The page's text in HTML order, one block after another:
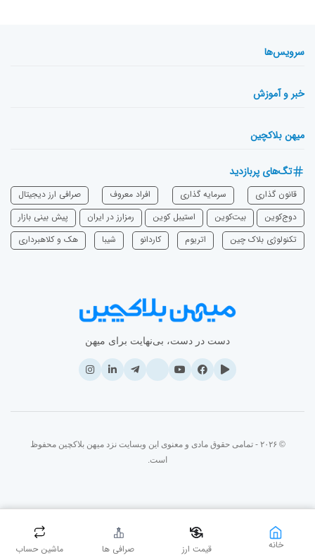
خانه قیمت ارز صرافی ها ماشین حساب
سرویس‌ها
خبر و آموزش
میهن بلاکچین
تگ‌های پربازدید
قانون گذاری سرمایه‌ گذاری افراد معروف
صرافی ارز دیجیتال
دوج‌کوین
بیت‌کوین استیبل کوین رمزارز در ایران
پیش بینی بازار
تکنولوژی بلاک چین
اتریوم ‌کاردانو شیبا هک و کلاهبرداری
دست در دست، بی‌نهایت برای میهن
© ۲۰۲۶ - تمامی حقوق مادی و معنوی این وبسایت نزد میهن بلاکچین محفوظ
است.